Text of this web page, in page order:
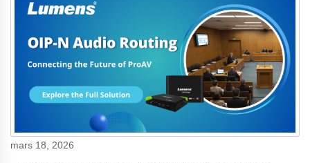
mars 18, 2026